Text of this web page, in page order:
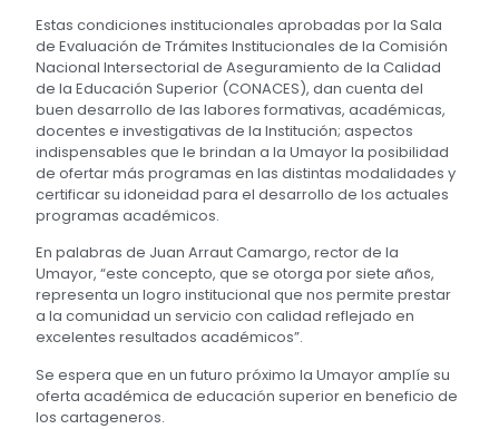
Estas condiciones institucionales aprobadas por la Sala
de Evaluación de Trámites Institucionales de la Comisión
Nacional Intersectorial de Aseguramiento de la Calidad
de la Educación Superior (CONACES), dan cuenta del
buen desarrollo de las labores formativas, académicas,
docentes e investigativas de la Institución; aspectos
indispensables que le brindan a la Umayor la posibilidad
de ofertar más programas en las distintas modalidades y
certificar su idoneidad para el desarrollo de los actuales
programas académicos.
En palabras de Juan Arraut Camargo, rector de la
Umayor, “este concepto, que se otorga por siete años,
representa un logro institucional que nos permite prestar
a la comunidad un servicio con calidad reflejado en
excelentes resultados académicos”.
Se espera que en un futuro próximo la Umayor amplíe su
oferta académica de educación superior en beneficio de
los cartageneros.